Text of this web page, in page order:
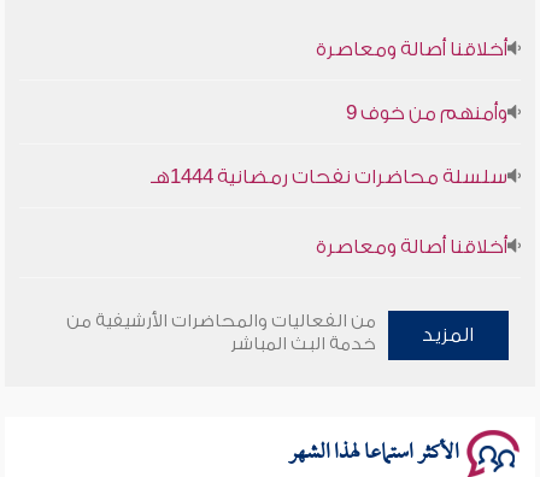
سلسلة محاضرات نفحات رمضانية 1444هـ
المزيد
من الفعاليات والمحاضرات الأرشيفية من
خدمة البث المباشر
الأكثر استماعا لهذا الشهر